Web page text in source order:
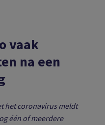
vaak
na een
het coronavirus meldt
één of meerdere